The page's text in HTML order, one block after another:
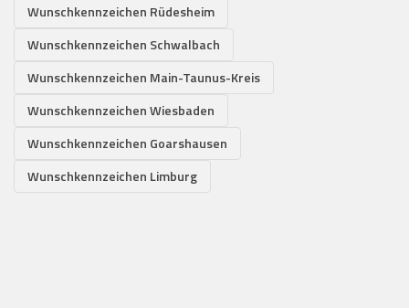
Wunschkennzeichen Rüdesheim
Wunschkennzeichen Schwalbach
Wunschkennzeichen Main-Taunus-Kreis
Wunschkennzeichen Wiesbaden
Wunschkennzeichen Goarshausen
Wunschkennzeichen Limburg